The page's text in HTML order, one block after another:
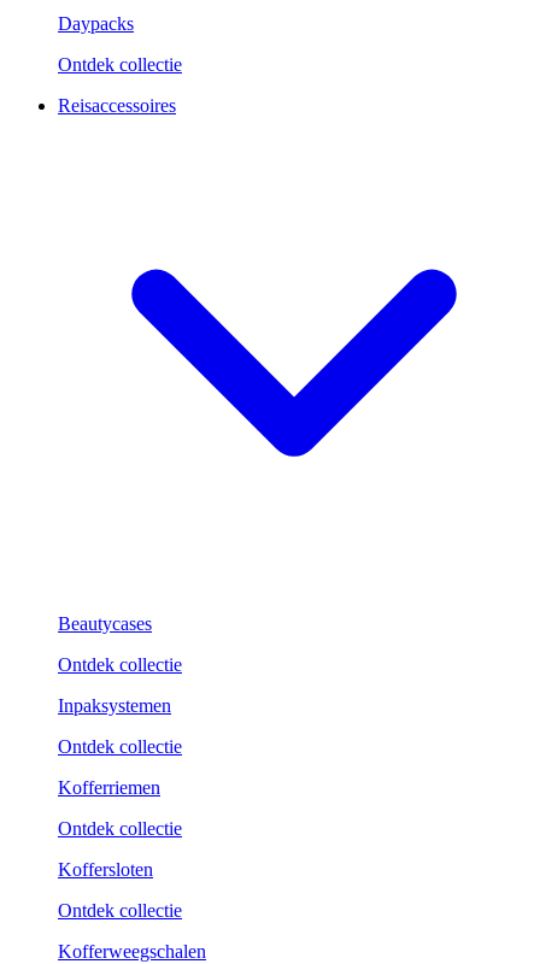
Daypacks
Ontdek collectie
Reisaccessoires
Beautycases
Ontdek collectie
Inpaksystemen
Ontdek collectie
Kofferriemen
Ontdek collectie
Koffersloten
Ontdek collectie
Kofferweegschalen